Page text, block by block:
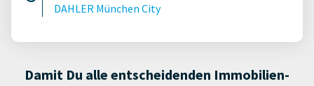
DAHLER München City
Damit Du alle entscheidenden Immobilien-